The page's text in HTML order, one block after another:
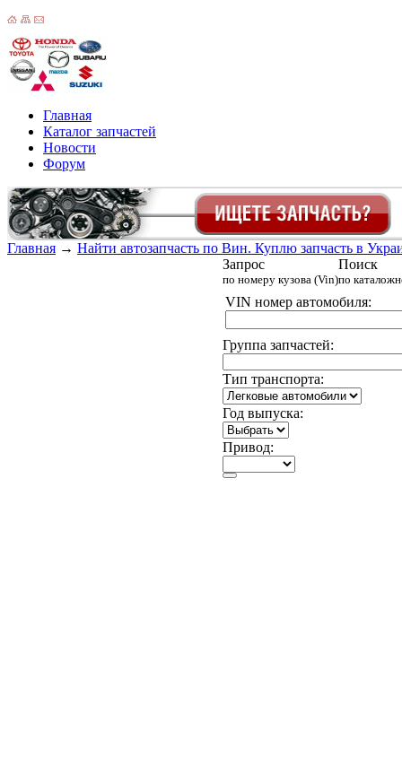
Главная
Каталог запчастей
Новости
Форум
Главная → Найти автозапчасть по Вин. Куплю запчасть в
Запрос
по номеру кузова (Vin)
Поиск
по
VIN номер автомобиля:
Группа запчастей:
Тип транспорта:
Год выпуска:
Привод: